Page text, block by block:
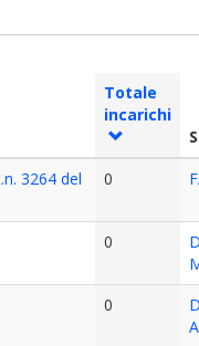
Totale
incarichi
3264 del
0
0
0